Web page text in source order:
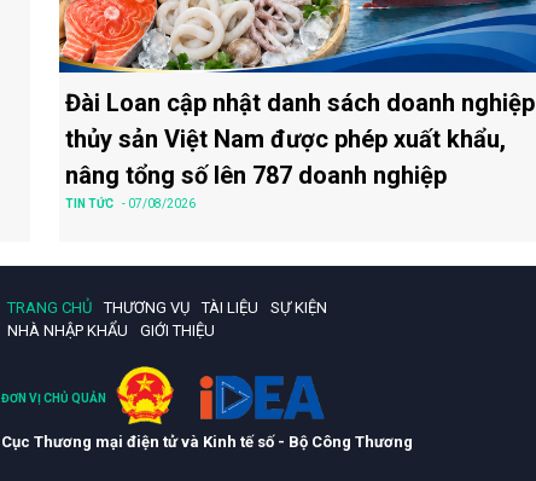
Đài Loan cập nhật danh sách doanh nghiệp
thủy sản Việt Nam được phép xuất khẩu,
nâng tổng số lên 787 doanh nghiệp
TIN TỨC - 07/08/2026
TRANG CHỦ THƯƠNG VỤ TÀI LIỆU
SỰ KIỆN
NHÀ NHẬP KHẨU
GIỚI THIỆU
ĐƠN VỊ CHỦ QUẢN
Cục Thương mại điện tử và Kinh tế số - Bộ Công Thương